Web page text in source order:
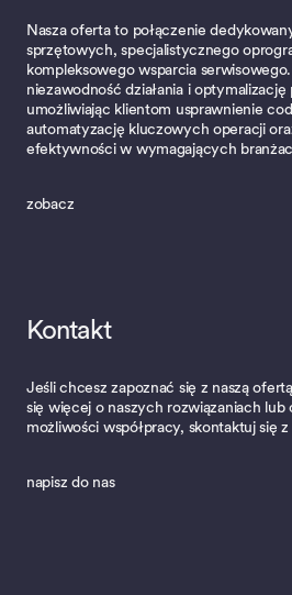
Nasza oferta to połączenie
sprzętowych, specjalistycznego
kompleksowego wsparcia
niezawodność działania i optymalizację
umożliwiając klientom usprawnienie
automatyzację kluczowych operacji
efektywności w wymagających
zobacz
Kontakt
Jeśli chcesz zapoznać się z naszą
się więcej o naszych rozwiązaniach lub
możliwości współpracy, skontaktuj się z
napisz do nas